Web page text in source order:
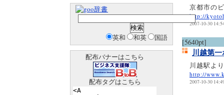
京都市の
http://
2007-10-30
[5640pt]
川越第
川越駅よ
http://
2007-10-30
辞書
英和 和英 国語
配布バナーはこちら
配布タグはこちら